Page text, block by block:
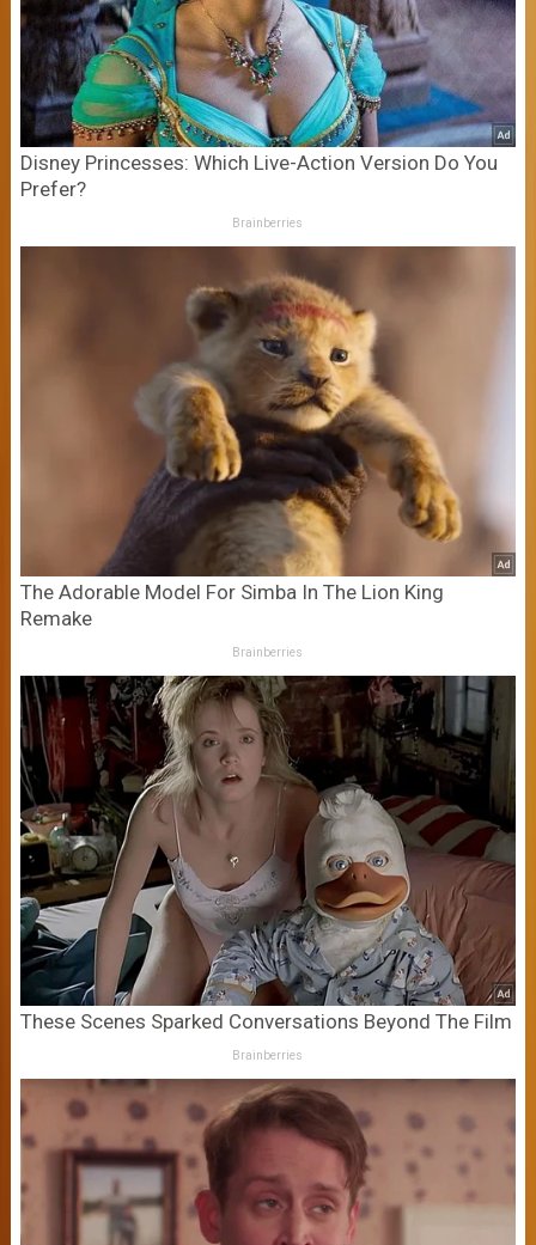
Disney Princesses: Which Live-Action Version Do You
Prefer?
Brainberries
The Adorable Model For Simba In The Lion King
Remake
Brainberries
These Scenes Sparked Conversations Beyond The Film
Brainberries